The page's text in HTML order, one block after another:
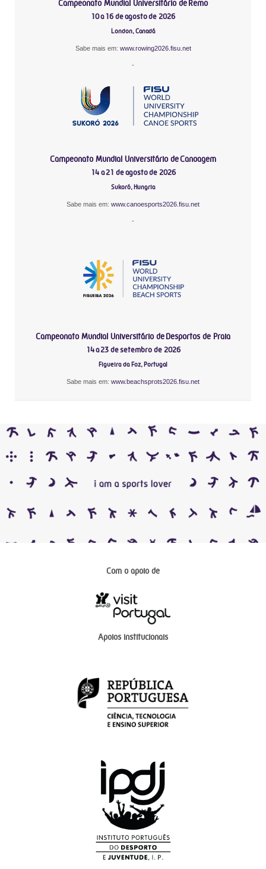
Campeonato Mundial Universitário de Remo
10 a 16 de agosto de 2026
London, Canadá
Sabe mais em: www.rowing2026.fisu.net
-
Campeonato Mundial Universitário de Canoagem
14 a 21 de agosto de 2026
Sukoró, Hungria
Sabe mais em: www.canoesports2026.fisu.net
-
Campeonato Mundial Universitário de Desportos de Praia
14 a 23 de setembro de 2026
Figueira da Foz, Portugal
Sabe mais em: www.beachsprots2026.fisu.net
Com o apoio de
Apoios institucionais